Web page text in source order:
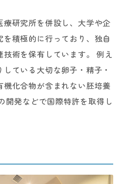
療研究所を併設し、大学や企
積極的に行っており、独自
術を保有しています。 例え
ている大切な卵子・精子・
化合物が含まれない胚培養
開発などで国際特許を取得し